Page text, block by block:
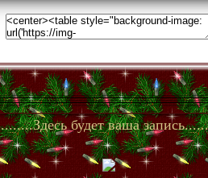
........Здесь будет ваша